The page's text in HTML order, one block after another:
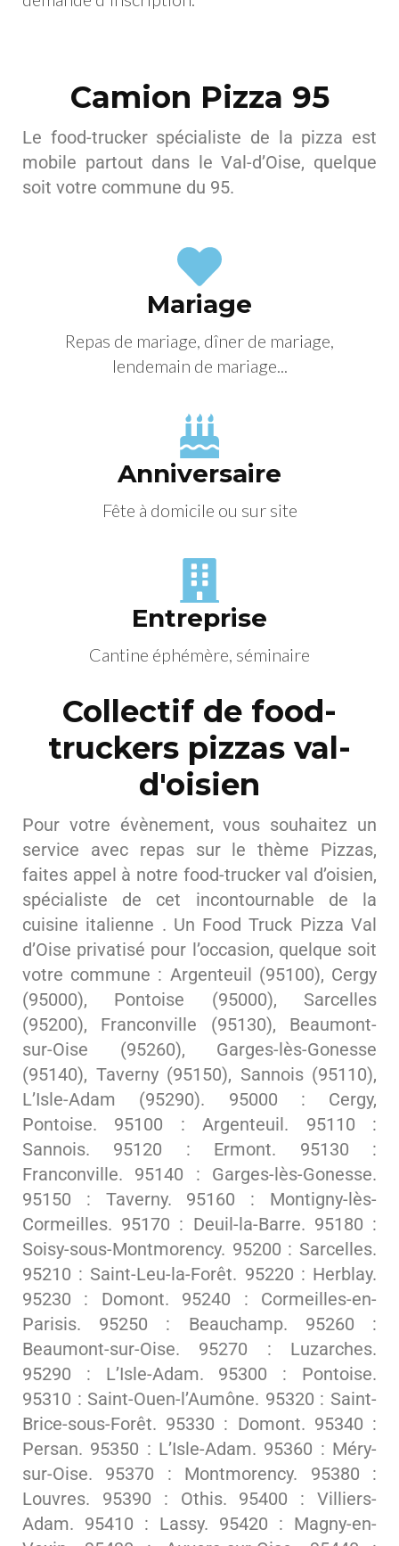
Camion Pizza 95
Le food-trucker spécialiste de la pizza est
mobile partout dans le Val-d’Oise, quelque
soit votre commune du 95.
Mariage
Repas de mariage, dîner de mariage,
lendemain de mariage...
Anniversaire
Fête à domicile ou sur site
Entreprise
Cantine éphémère, séminaire
Collectif de food-
truckers pizzas val-
d'oisien
Pour votre évènement, vous souhaitez un
service avec repas sur le thème Pizzas,
faites appel à notre food-trucker val d’oisien,
spécialiste de cet incontournable de la
cuisine italienne . Un Food Truck Pizza Val
d’Oise privatisé pour l’occasion, quelque soit
votre commune : Argenteuil (95100), Cergy
(95000), Pontoise (95000), Sarcelles
(95200), Franconville (95130), Beaumont-
sur-Oise (95260), Garges-lès-Gonesse
(95140), Taverny (95150), Sannois (95110),
L’Isle-Adam (95290). 95000 : Cergy,
Pontoise. 95100 : Argenteuil. 95110 :
Sannois. 95120 : Ermont. 95130 :
Franconville. 95140 : Garges-lès-Gonesse.
95150 : Taverny. 95160 : Montigny-lès-
Cormeilles. 95170 : Deuil-la-Barre. 95180 :
Soisy-sous-Montmorency. 95200 : Sarcelles.
95210 : Saint-Leu-la-Forêt. 95220 : Herblay.
95230 : Domont. 95240 : Cormeilles-en-
Parisis. 95250 : Beauchamp. 95260 :
Beaumont-sur-Oise. 95270 : Luzarches.
95290 : L’Isle-Adam. 95300 : Pontoise.
95310 : Saint-Ouen-l’Aumône. 95320 : Saint-
Brice-sous-Forêt. 95330 : Domont. 95340 :
Persan. 95350 : L’Isle-Adam. 95360 : Méry-
sur-Oise. 95370 : Montmorency. 95380 :
Louvres. 95390 : Othis. 95400 : Villiers-
Adam. 95410 : Lassy. 95420 : Magny-en-